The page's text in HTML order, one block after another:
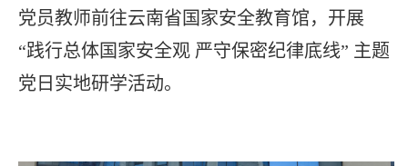
党员教师前往云南省国家安全教育馆，开展
“践行总体国家安全观 严守保密纪律底线” 主题
党日实地研学活动。